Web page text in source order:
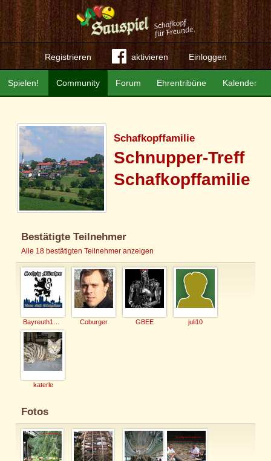
Registrieren aktivieren Einloggen
Community Forum Ehrentribüne Kalender
Spielen!
Schafkopffamilie
Schnupper-Treff
Schafkopffamilie
Bestätigte Teilnehmer
Alle 18 bestätigten Teilnehmer anzeigen
Coburger GBEE juli10
katerle
Fotos